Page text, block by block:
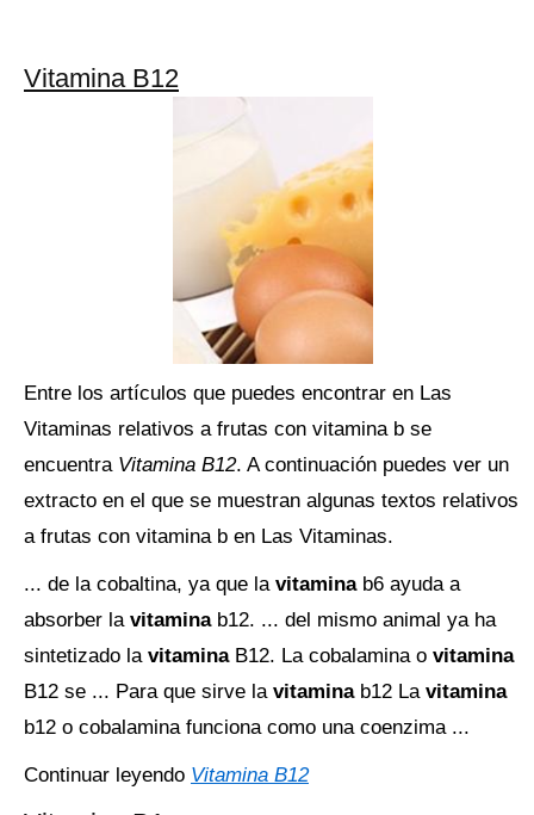
Vitamina B12
Entre los artículos que puedes encontrar en Las
Vitaminas relativos a frutas con vitamina b se
encuentra Vitamina B12. A continuación puedes ver un
extracto en el que se muestran algunas textos relativos
a frutas con vitamina b en Las Vitaminas.
... de la cobaltina, ya que la vitamina b6 ayuda a
absorber la vitamina b12. ... del mismo animal ya ha
sintetizado la vitamina B12. La cobalamina o vitamina
B12 se ... Para que sirve la vitamina b12 La vitamina
b12 o cobalamina funciona como una coenzima ...
Continuar leyendo Vitamina B12